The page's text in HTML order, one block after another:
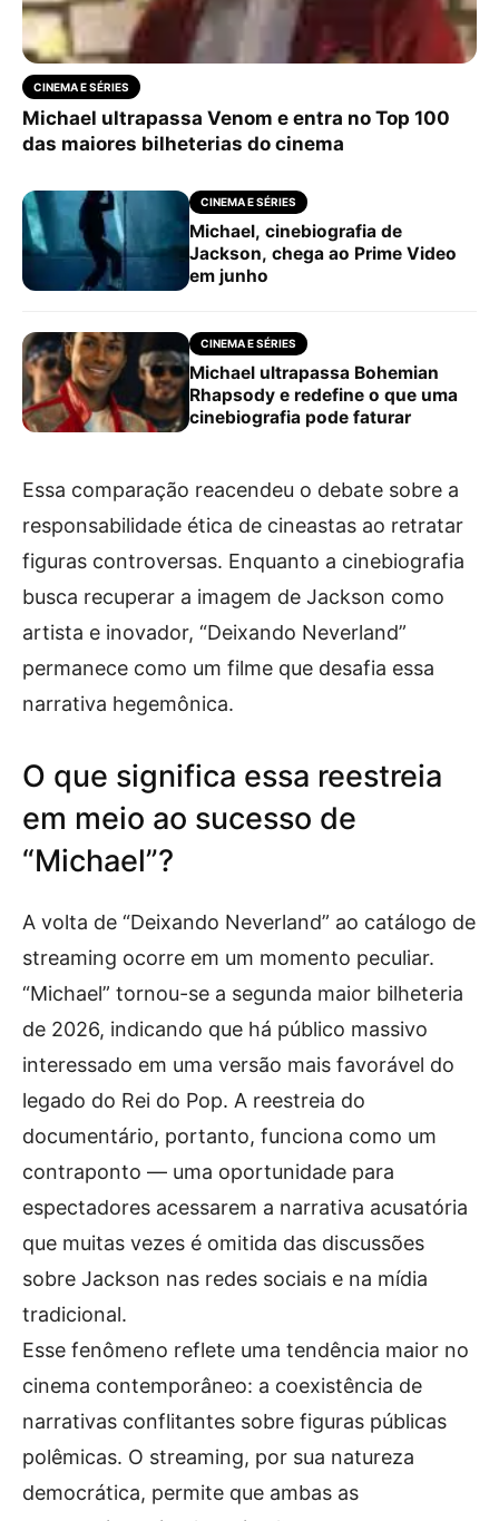
CINEMA E SÉRIES
Michael ultrapassa Venom e entra no Top 100
das maiores bilheterias do cinema
CINEMA E SÉRIES
Michael, cinebiografia de
Jackson, chega ao Prime Video
em junho
CINEMA E SÉRIES
Michael ultrapassa Bohemian
Rhapsody e redefine o que uma
cinebiografia pode faturar
Essa comparação reacendeu o debate sobre a
responsabilidade ética de cineastas ao retratar
figuras controversas. Enquanto a cinebiografia
busca recuperar a imagem de Jackson como
artista e inovador, “Deixando Neverland”
permanece como um filme que desafia essa
narrativa hegemônica.
O que significa essa reestreia
em meio ao sucesso de
“Michael”?
A volta de “Deixando Neverland” ao catálogo de
streaming ocorre em um momento peculiar.
“Michael” tornou-se a segunda maior bilheteria
de 2026, indicando que há público massivo
interessado em uma versão mais favorável do
legado do Rei do Pop. A reestreia do
documentário, portanto, funciona como um
contraponto — uma oportunidade para
espectadores acessarem a narrativa acusatória
que muitas vezes é omitida das discussões
sobre Jackson nas redes sociais e na mídia
tradicional.
Esse fenômeno reflete uma tendência maior no
cinema contemporâneo: a coexistência de
narrativas conflitantes sobre figuras públicas
polêmicas. O streaming, por sua natureza
democrática, permite que ambas as